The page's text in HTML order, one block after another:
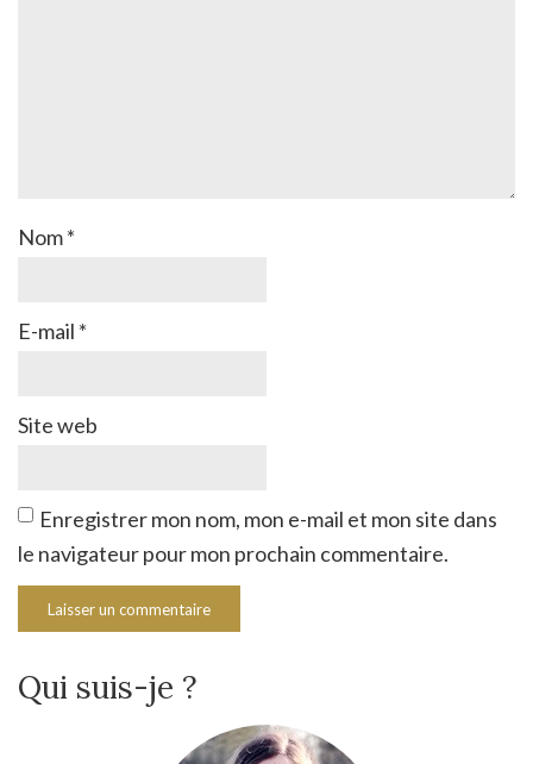
Nom*
E-mail *
Site web
Enregistrer mon nom, mon e-mail et mon site dans
le navigateur pour mon prochain commentaire.
Qui suis-je ?